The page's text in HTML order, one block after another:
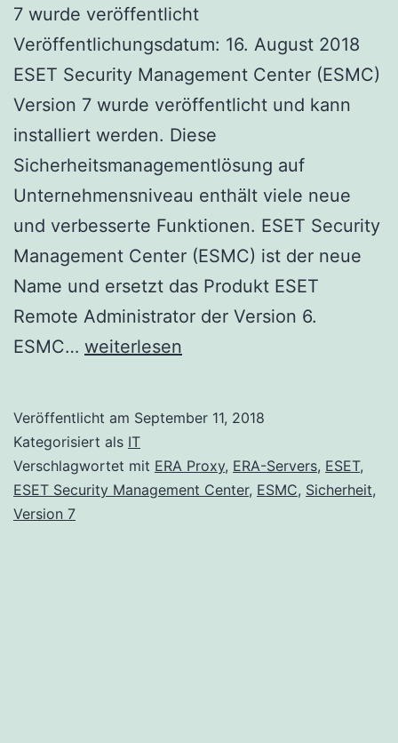
7 wurde veröffentlicht
Veröffentlichungsdatum: 16. August 2018
ESET Security Management Center (ESMC)
Version 7 wurde veröffentlicht und kann
installiert werden. Diese
Sicherheitsmanagementlösung auf
Unternehmensniveau enthält viele neue
und verbesserte Funktionen. ESET Security
Management Center (ESMC) ist der neue
Name und ersetzt das Produkt ESET
Remote Administrator der Version 6.
ESMC… ESET
Center
Version
7
weiterlesen
Veröffentlicht am September 11, 2018
Kategorisiert als IT
Verschlagwortet mit ERA Proxy, ERA-Servers, ESET,
ESET Security Management Center, ESMC, Sicherheit,
Version 7